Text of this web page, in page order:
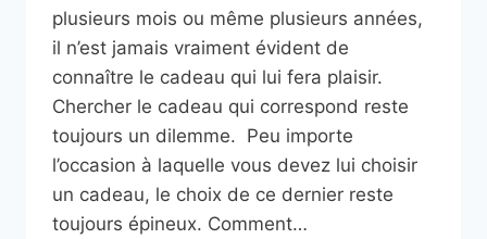
plusieurs mois ou même plusieurs années,
il n’est jamais vraiment évident de
connaître le cadeau qui lui fera plaisir.
Chercher le cadeau qui correspond reste
toujours un dilemme. Peu importe
l’occasion à laquelle vous devez lui choisir
un cadeau, le choix de ce dernier reste
toujours épineux. Comment…